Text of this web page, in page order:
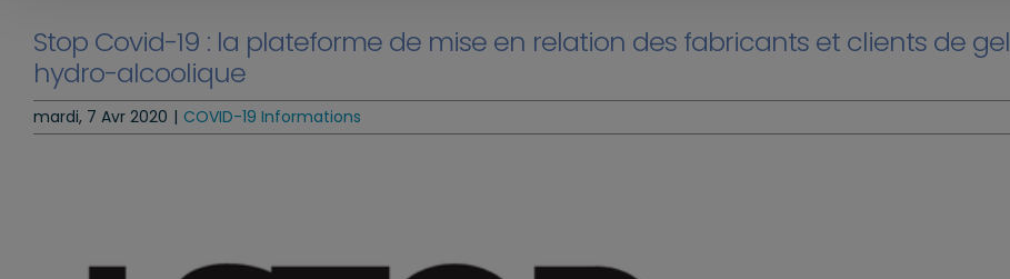
Stop Covid-19 : la plateforme de mise en relation des fabricants et clients de gel
hydro-alcoolique
mardi, 7 Avr 2020 | COVID-19 Informations